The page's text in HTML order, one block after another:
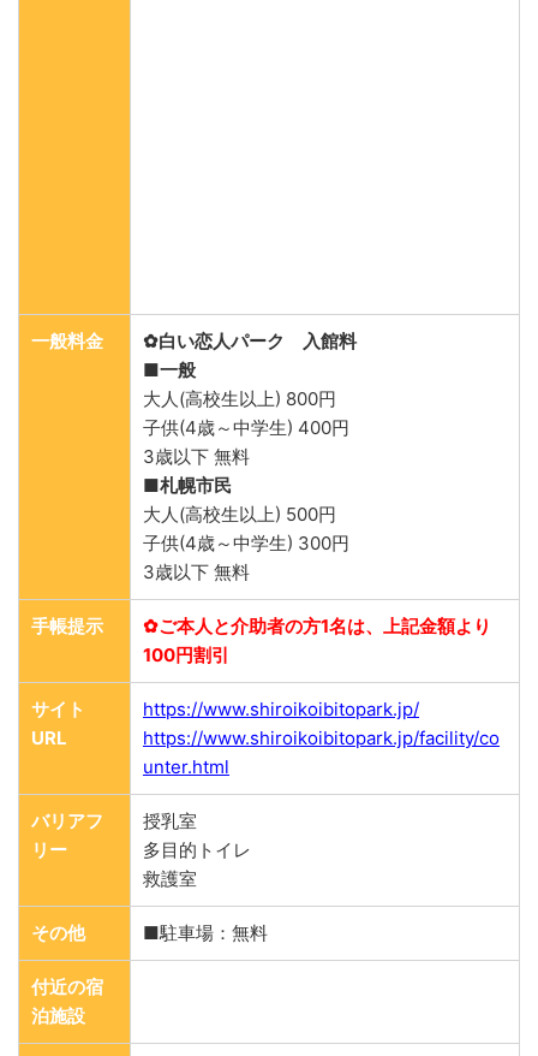
一般料金
✿白い恋人パーク 入館料
■一般
大人(高校生以上) 800円
子供(4歳～中学生) 400円
3歳以下 無料
■札幌市民
大人(高校生以上) 500円
子供(4歳～中学生) 300円
3歳以下 無料
手帳提示
✿ご本人と介助者の方1名は、上記金額より
100円割引
サイト
URL
https://www.shiroikoibitopark.jp/
https://www.shiroikoibitopark.jp/facility/co
unter.html
バリアフ
リー
授乳室
多目的トイレ
救護室
その他 ■駐車場：無料
付近の宿
泊施設